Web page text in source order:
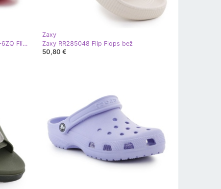
Crocs Classic Crush Clog 207521-6ZQ Flip-flops ružičasta
Zaxy
Zaxy RR285048 Flip Flops bež
50,80 €